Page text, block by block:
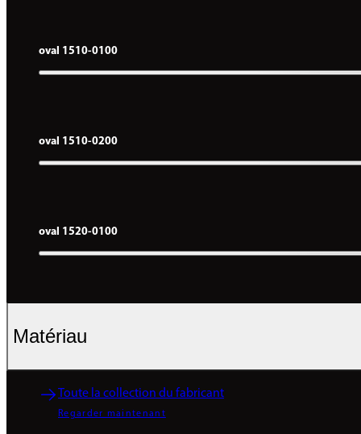
oval 1510-0100
oval 1510-0200
oval 1520-0100
Matériau
Toute la collection du fabricant
Regarder maintenant